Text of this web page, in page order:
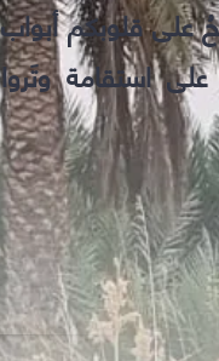
على قلوبكم أبواب
استقامة وتَروا